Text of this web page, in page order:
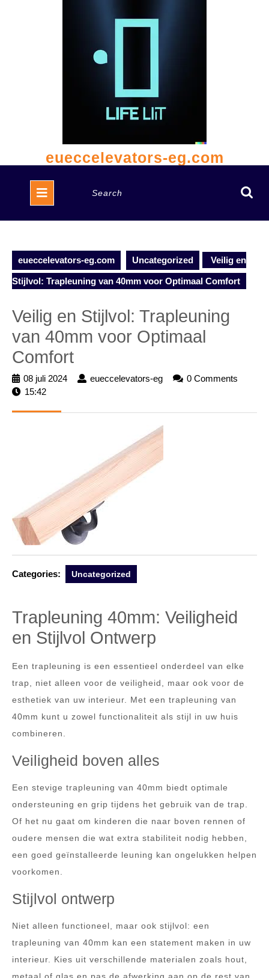
eueccelevators-eg.com
Open
Button
eueccelevators-eg.com Uncategorized Veilig en
Stijlvol: Trapleuning van 40mm voor Optimaal Comfort
Veilig en Stijlvol: Trapleuning
van 40mm voor Optimaal
Comfort
08 juli 2024
08
eueccelevators-eg
eueccelevators-
0 Comments
15:42
Categories: Uncategorized
Trapleuning 40mm: Veiligheid
en Stijlvol Ontwerp
Een trapleuning is een essentieel onderdeel van elke
trap, niet alleen voor de veiligheid, maar ook voor de
esthetiek van uw interieur. Met een trapleuning van
40mm kunt u zowel functionaliteit als stijl in uw huis
combineren.
Veiligheid boven alles
Een stevige trapleuning van 40mm biedt optimale
ondersteuning en grip tijdens het gebruik van de trap.
Of het nu gaat om kinderen die naar boven rennen of
oudere mensen die wat extra stabiliteit nodig hebben,
een goed geïnstalleerde leuning kan ongelukken helpen
voorkomen.
Stijlvol ontwerp
Niet alleen functioneel, maar ook stijlvol: een
trapleuning van 40mm kan een statement maken in uw
interieur. Kies uit verschillende materialen zoals hout,